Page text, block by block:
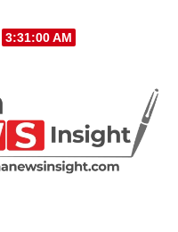
3:31:01 AM